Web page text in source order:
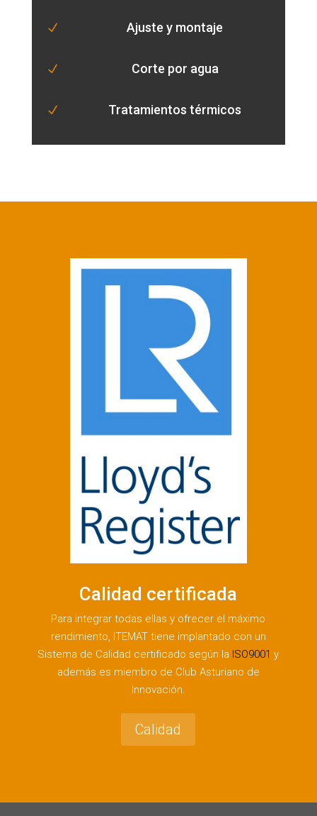
N Ajuste y montaje
N Corte por agua
N Tratamientos térmicos
Calidad certificada
Para integrar todas ellas y ofrecer el máximo
rendimiento, ITEMAT tiene implantado con un
Sistema de Calidad certificado según la ISO9001 y
además es miembro de Club Asturiano de
Innovación.
Calidad